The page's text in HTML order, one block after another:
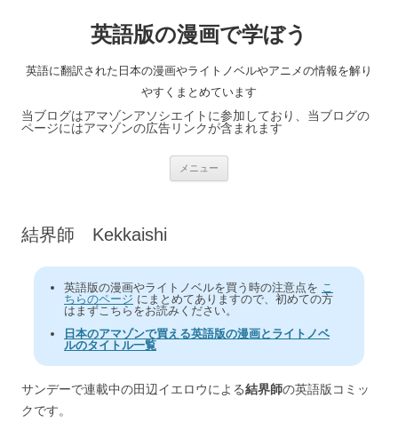
英語版の漫画で学ぼう
英語に翻訳された日本の漫画やライトノベルやアニメの情報を解り
やすくまとめています
当ブログはアマゾンアソシエイトに参加しており、当ブログの
ページにはアマゾンの広告リンクが含まれます
メニュー
結界師 Kekkaishi
英語版の漫画やライトノベルを買う時の注意点を こ
ちらのページ にまとめてありますので、初めての方
はまずこちらをお読みください。
日本のアマゾンで買える英語版の漫画とライトノベ
ルのタイトル一覧
サンデーで連載中の田辺イエロウによる結界師の英語版コミッ
クです。